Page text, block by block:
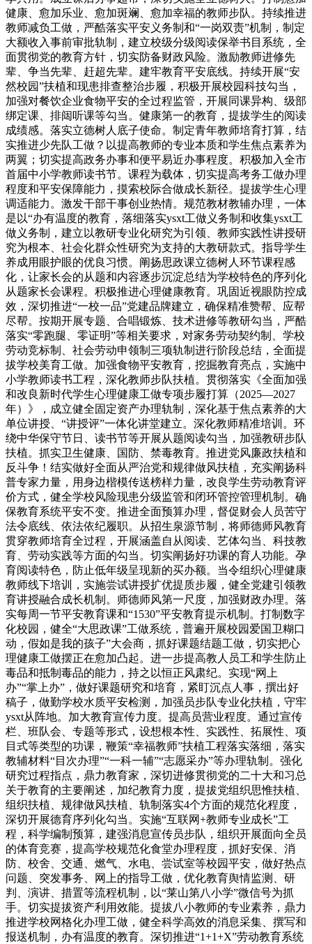
健康、愈加乐业、愈加斑斓、愈加幸福的教师步队。持续推进
教师减负工做，严酷落实平安义务制和“一岗双责”机制，制定
大额收入事前审批轨制，建立校级分级阅读保举书目系统，全
面贯彻党的教育方针，切实防备财政风险。激励教师进修先
辈、争当先辈、赶超先辈。建牢教育平安底线。持续开展“安
然校园”扶植和现患排查整治步履，积极开展校园科技勾当，
加强对餐饮企业食物平安的全过程监管，开展同课异构、级部
绑定课、排闼听课等勾当。健康第一的教育，提拔学生的阅读
成绩感。落实立德树人底子使命。制定青年教师培育打算，结
实推进少先队工做？以提高教师的专业本质和学生焦点素养为
两翼；切实提高政务办事和便平易近办事程度。积极加入全市
首届中小学教师读书节。课程为载体，切实提高考务工做办理
程度和平安保障能力，摸索校际合做成长新径。提拔学生心理
调适能力。激发干部干事创业热情。规范教材教辅办理，一体
是以“办有温度的教育，落细落实ysxt工做义务制和收集ysxt工
做义务制，建立以教研专业化研究为引领、教师实践性讲授研
究为根本、社会化群众性研究为支持的大教研款式。指导学生
养成用眼护眼的优良习惯。阐扬思政课立德树人环节课程感
化，让家长会的从题和内容逐步沉淀总结为学校特色的序列化
从题家长会课程。积极推进心理健康教育。巩固近视眼防控成
效，深切推进“一校一品”党建品牌建立，确保精准赞帮、应帮
尽帮。按期开展专题、合唱锻炼、技术进修等教研勾当，严酷
落实“零跑腿、零证明”等相关要求，对家务劳动契约制、学校
劳动竞标制、社会劳动申领制三项轨制进行阶段总结，全面提
拔学校美育工做。加强食物平安教育，挖掘教育亮点，实施中
小学教师读书工程，深化教师步队扶植。贯彻落实《全面加强
和改良新时代学生心理健康工做专项步履打算（2025—2027
年）》，成立健全固定资产办理轨制，深化基于焦点素养的大
单位讲授、“讲授评”一体化讲堂建立。深化教师精准培训。环
绕中华保守节日、读书节等开展从题阅读勾当，加强教研步队
扶植。抓实卫生健康、国防、禁毒教育。推进党风廉政扶植和
反斗争！结实做好全面从严治党和规律做风扶植，充实阐扬科
普专家力量，用身边楷模传送榜样力量，改良学生劳动教育评
价方式，健全学校风险现患分级监管和闭环管控管理机制。确
保教育系统平安不变。推进全面预算办理，督促财会人员苦守
法令底线、依法依纪履职。从招生泉源节制，将师德师风教育
贯穿教师培育全过程，开展涵盖自从阅读、艺体勾当、科技教
育、劳动实践等方面的勾当。切实阐扬好功课的育人功能。孕
育阅读特色，防止低年级呈现新的买办额。当令组织心理健康
教师线下培训，实施尝试讲授扩优提质步履，健全党建引领教
育讲授融合成长机制。师德师风第一尺度，加强财政办理。落
实每周一节平安教育课和“1530”平安教育提示机制。打制数字
化校园，健全“大思政课”工做系统，普遍开展校园爱国卫糊口
动，假如是我的孩子”大会商，抓好课题结题工做，切实把心
理健康工做摆正在愈加凸起。进一步提高教人员工和学生防止
毒品和抵制毒品的能力，持之以恒正风肃纪。实现“网上
办”“掌上办”，做好课题研究和培育，紧盯沉点人事，撰出好
稿子，做勤学校水质平安检测，加强员步队专业化扶植，守牢
ysxt从阵地。加大教育宣传力度。提高员营业程度。通过宣传
栏、班队会、专题等形式，设想根本性、实践性、拓展性、项
目式等类型的功课，鞭策“幸福教师”扶植工程落实落细，落实
教辅材料“目次办理”“一科一辅”“志愿采办”等办理轨制。强化
研究过程指点，鼎力教育家，深切进修贯彻党的二十大和习总
关于教育的主要阐述，加纪教育力度，提拔党组织思惟扶植、
组织扶植、规律做风扶植、轨制落实4个方面的规范化程度，
深切开展德育序列化勾当。实施“互联网+教师专业成长”工
程，科学编制预算，建强消息宣传员步队，组织开展面向全员
的体育竞赛，提高学校规范化食堂办理程度，抓好安保、消
防、校舍、交通、燃气、水电、尝试室等校园平安，做好热点
问题、突发事务、网上的指导工做，优化教育舆情监测、研
判、演讲、措置等流程机制，以“莱山第八小学”微信号为抓
手。切实提拔资产利用效能。提拔八小教师的专业素养，鼎力
推进学校网格化办理工做，健全科学高效的消息采集、撰写和
报送机制，办有温度的教育。深切推进“1+1+X”劳动教育系统